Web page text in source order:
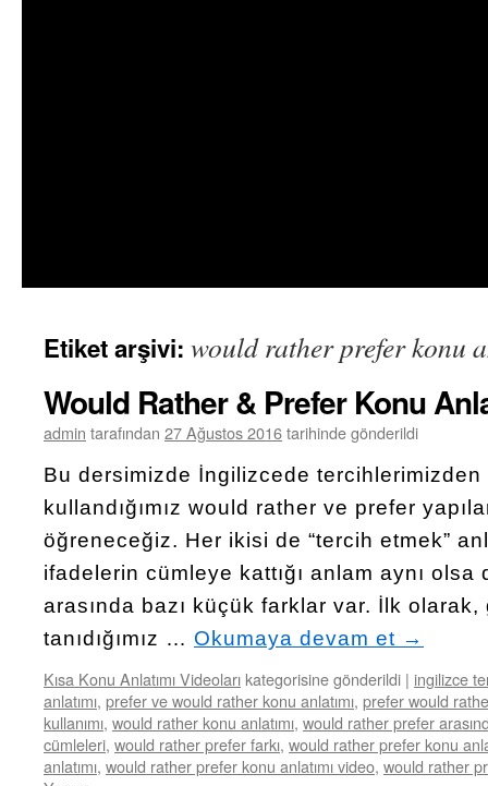
Etiket arşivi: would rather prefer konu
Would Rather & Prefer Konu
admin tarafından 27 Ağustos 2016tarihinde gönderildi
Bu dersimizde İngilizcede
kullandığımız would rather ve prefer
öğreneceğiz. Her ikisi de “tercih etmek”
ifadelerin cümleye kattığı anlam aynı olsa
arasında bazı küçük farklar var. İlk
tanıdığımız … Okumaya devam et →
Kısa Konu Anlatımı Videoları kategorisine gönderildi | ingilizce
anlatımı, prefer ve would rather konu anlatımı, prefer would
kullanımı, would rather konu anlatımı, would rather prefer
cümleleri, would rather prefer farkı, would rather prefer konu
anlatımı, would rather prefer konu anlatımı video, would rather